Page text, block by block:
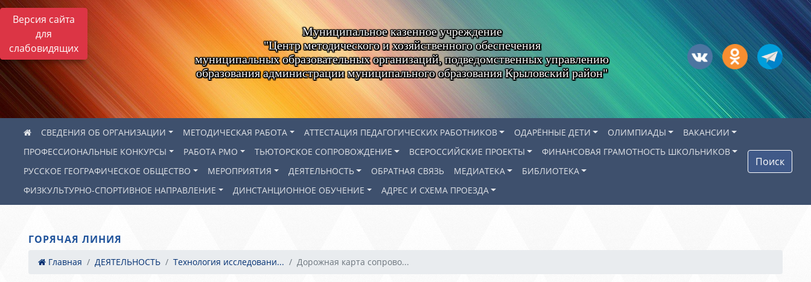
Версия сайта
для
слабовидящих
Муниципальное казенное учреждение
"Центр методического и хозяйственного обеспечения
муниципальных образовательных организаций, подведомственных управлению
образования администрации муниципального образования Крыловский район"
СВЕДЕНИЯ ОБ ОРГАНИЗАЦИИ МЕТОДИЧЕСКАЯ РАБОТА АТТЕСТАЦИЯ ПЕДАГОГИЧЕСКИХ РАБОТНИКОВ ОДАРЁННЫЕ ДЕТИ ОЛИМПИАДЫ
ВАКАНСИИ
ПРОФЕССИОНАЛЬНЫЕ КОНКУРСЫ
РАБОТА РМО ТЬЮТОРСКОЕ СОПРОВОЖДЕНИЕ ВСЕРОССИЙСКИЕ ПРОЕКТЫ
ФИНАНСОВАЯ ГРАМОТНОСТЬ ШКОЛЬНИКОВ
РУССКОЕ ГЕОГРАФИЧЕСКОЕ ОБЩЕСТВО
МЕРОПРИЯТИЯ ДЕЯТЕЛЬНОСТЬ ОБРАТНАЯ СВЯЗЬ МЕДИАТЕКА
БИБЛИОТЕКА
ФИЗКУЛЬТУРНО-СПОРТИВНОЕ НАПРАВЛЕНИЕ
ДИНСТАНЦИОННОЕ ОБУЧЕНИЕ АДРЕС И СХЕМА ПРОЕЗДА
Поиск
ГОРЯЧАЯ ЛИНИЯ
Главная ДЕЯТЕЛЬНОСТЬ Технология исследовани... Дорожная карта сопрово...